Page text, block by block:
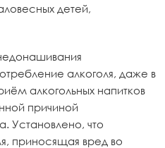
детей,
алкоголя, даже в
алкогольных напитков
причиной
Установлено, что
приносящая вред во